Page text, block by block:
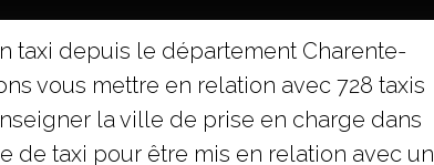
taxi depuis le département Charente-
vous mettre en relation avec 728 taxis
la ville de prise en charge dans
de taxi pour être mis en relation avec un